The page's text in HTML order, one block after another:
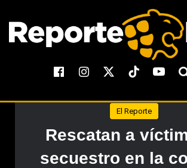
El Reporte
Rescatan a
secuestro en la